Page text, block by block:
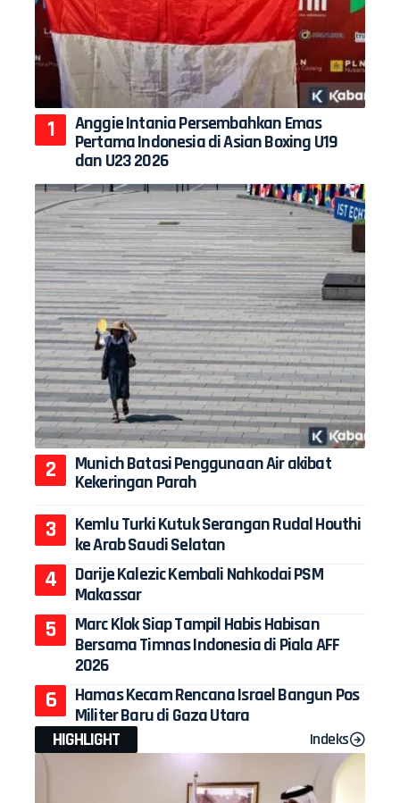
Anggie Intania Persembahkan Emas
Pertama Indonesia di Asian Boxing U19
dan U23 2026
Munich Batasi Penggunaan Air akibat
Kekeringan Parah
Kemlu Turki Kutuk Serangan Rudal Houthi
ke Arab Saudi Selatan
Darije Kalezic Kembali Nahkodai PSM
Makassar
Marc Klok Siap Tampil Habis Habisan
Bersama Timnas Indonesia di Piala AFF
2026
Hamas Kecam Rencana Israel Bangun Pos
Militer Baru di Gaza Utara
HIGHLIGHT
Indeks